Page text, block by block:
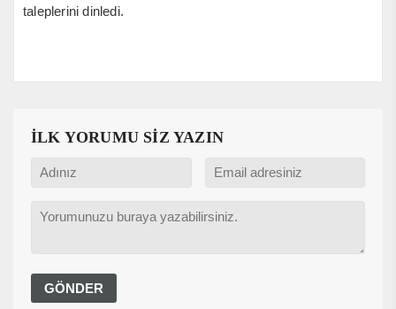
taleplerini dinledi.
İLK YORUMU SİZ YAZIN